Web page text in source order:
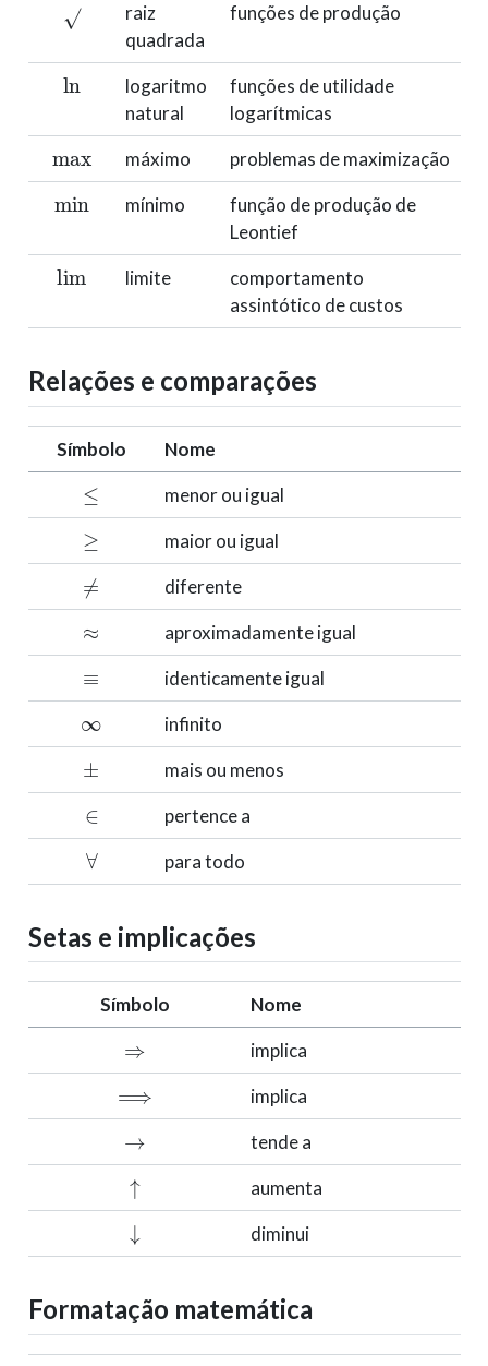
raiz
quadrada
funções de produção
ln
logaritmo
natural
funções de utilidade
logarítmicas
máximo problemas de maximização
min
mínimo
função de produção de
Leontief
lim
limite
comportamento
assintótico de custos
Relações e comparações
Símbolo Nome
≤
menor ou igual
≥
maior ou igual
≠
diferente
aproximadamente igual
identicamente igual
infinito
±
mais ou menos
pertence a
∀
para todo
Setas e implicações
Símbolo Nome
implica
implica
tende a
↑
aumenta
↓
diminui
Formatação matemática